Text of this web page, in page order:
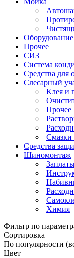
Оборудование
Прочее
СИЗ
Система
Средства для
Слесарный
Клея и
Прочее
Смазки
Средства
Шиномонтаж
Химия
Фильтр по
Сортировка
По популярности
Цвет